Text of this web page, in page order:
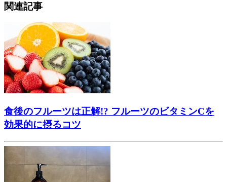
関連記事
食後のフルーツは正解!? フルーツのビタミンCを
効果的に摂るコツ